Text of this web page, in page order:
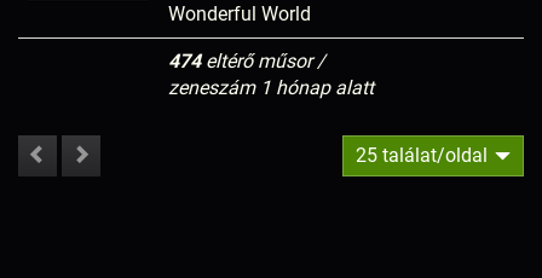
Wonderful World
474eltérő műsor /
zeneszám 1 hónap alatt
25 találat/oldal